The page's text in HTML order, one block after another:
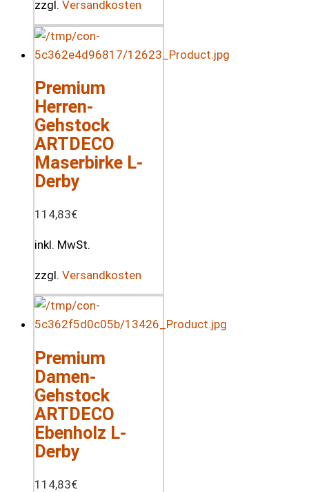
zzgl. Versandkosten
Premium
Herren-
Gehstock
ARTDECO
Maserbirke L-
Derby
114,83€
inkl. MwSt.
zzgl. Versandkosten
Premium
Damen-
Gehstock
ARTDECO
Ebenholz L-
Derby
114,83€